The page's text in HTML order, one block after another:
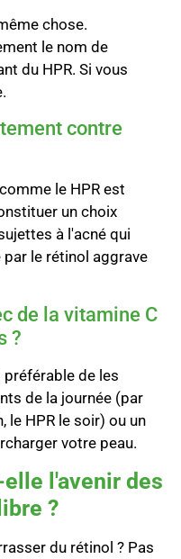
chose.
le nom de
du HPR. Si vous
contre
le HPR est
un choix
à l'acné qui
le rétinol aggrave
de la vitamine C
?
préférable de les
de la journée (par
le HPR le soir) ou un
votre peau.
l'avenir des
?
du rétinol ? Pas